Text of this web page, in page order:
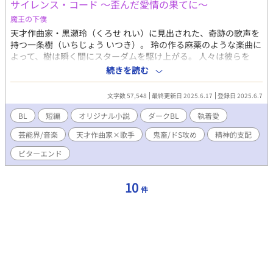
サイレンス・コード ～歪んだ愛情の果てに～
魔王の下僕
天才作曲家・黒瀬玲（くろせ れい）に見出された、奇跡の歌声を
持つ一条樹（いちじょう いつき）。 玲の作る麻薬のような楽曲に
よって、樹は瞬く間にスターダムを駆け上がる。 人々は彼らを
「神に祝福されたユニット」と絶賛し、その音楽に熱狂した。 だ
が、華やかなスポットライトの裏側で、樹は玲の歪んだ愛情と支
配に囚われていた。 「お前は俺の音楽を奏でるためだけに存在す
る、最高の“楽器”だ」 玲にとって樹は、自らの音楽を完成させる
ための唯一無二の道具。 生活の全てを管理され、心身ともに追い
詰められていく樹。 玲への殺意にも似た憎しみと、彼の音楽への
信仰にも似た渇望との間で、樹の魂は引き裂かれていく。 「お前
さえいなければ、もっと自由に歌えるのに」 「お前がいないと、
俺の歌は生まれないのかもしれない」 矛盾した感情が渦巻く中、
いく。 支配は愛情の押し付けとなり、抵抗は罰という名の調教に
変わる。 逃れられない快楽と、魂を削るような屈辱。 追い詰めら
続きを読む
文字数 57,548 最終更新日 2025.6.17 登録日 2025.6.7
BL 短編 オリジナル小説 ダークBL
執着愛
芸能界/音楽
天才作曲家×歌手 鬼畜/ドS攻め
精神的支配
ビターエンド
10 件